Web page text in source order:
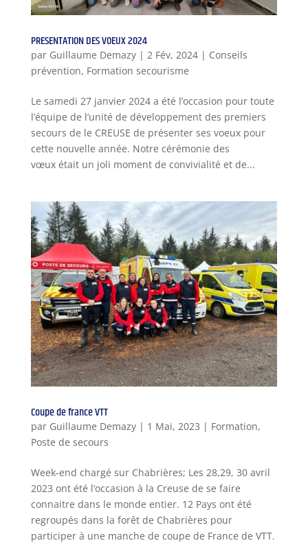
PRESENTATION DES VOEUX 2024
par Guillaume Demazy| 2 Fév, 2024| Conseils
prévention, Formation secourisme
Le samedi 27 janvier 2024 a été l’occasion pour toute
l’équipe de l’unité de développement des premiers
secours de le CREUSE de présenter ses voeux pour
cette nouvelle année. Notre cérémonie des
vœux était un joli moment de convivialité et de...
Coupe de france VTT
par Guillaume Demazy| 1 Mai, 2023 | Formation,
Poste de secours
Week-end chargé sur Chabrières; Les 28,29, 30 avril
2023 ont été l’occasion à la Creuse de se faire
connaitre dans le monde entier. 12 Pays ont été
regroupés dans la forêt de Chabrières pour
participer à une manche de coupe de France de VTT.